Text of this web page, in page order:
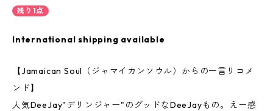
残り1点
International shipping available
【Jamaican Soul（ジャマイカンソウル）からの一言リコメ
ンド】
人気DeeJay"デリンジャー"のグッドなDeeJayもの。えー感